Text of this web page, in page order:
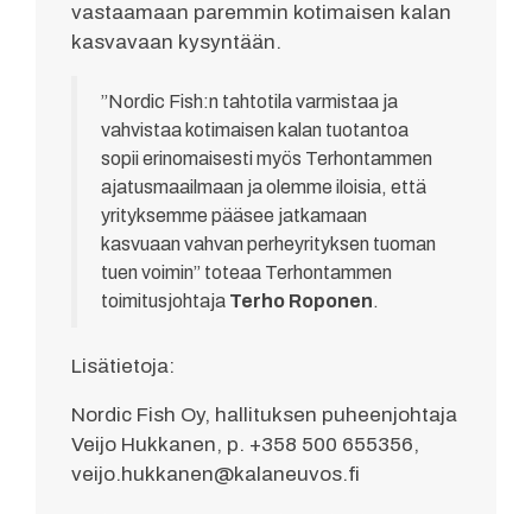
vastaamaan paremmin kotimaisen kalan
kasvavaan kysyntään.
”Nordic Fish:n tahtotila varmistaa ja
vahvistaa kotimaisen kalan tuotantoa
sopii erinomaisesti myös Terhontammen
ajatusmaailmaan ja olemme iloisia, että
yrityksemme pääsee jatkamaan
kasvuaan vahvan perheyrityksen tuoman
tuen voimin” toteaa Terhontammen
toimitusjohtaja Terho Roponen.
Lisätietoja:
Nordic Fish Oy, hallituksen puheenjohtaja
Veijo Hukkanen, p. +358 500 655356,
veijo.hukkanen@kalaneuvos.fi